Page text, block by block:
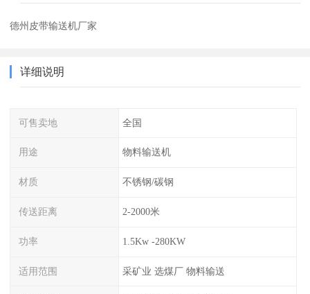
德州皮带输送机厂家
详细说明
可售卖地 全国
用途 物料输送机
材质 不锈钢/碳钢
传送距离 2-2000米
功率 1.5Kw -280KW
适用范围 采矿业 选煤厂 物料输送